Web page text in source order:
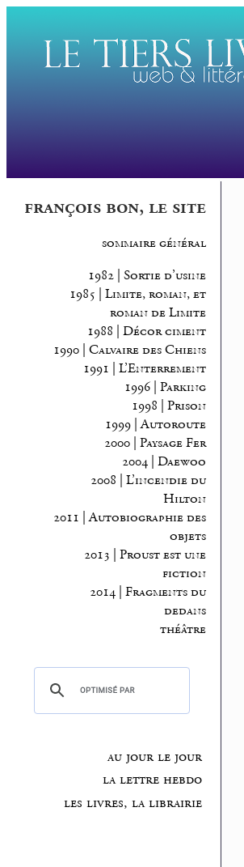
françois bon, le site
sommaire général
1982 | Sortie d’usine
1985 | Limite, roman, et
roman de Limite
1988 | Décor ciment
1990 | Calvaire des Chiens
1991 | L’Enterrement
1996 | Parking
1998 | Prison
1999 | Autoroute
2000 | Paysage Fer
2004 | Daewoo
2008 | L’incendie du
Hilton
2011 | Autobiographie des
objets
2013 | Proust est une
fiction
2014 | Fragments du
dedans
théâtre
au jour le jour
la lettre hebdo
les livres, la librairie